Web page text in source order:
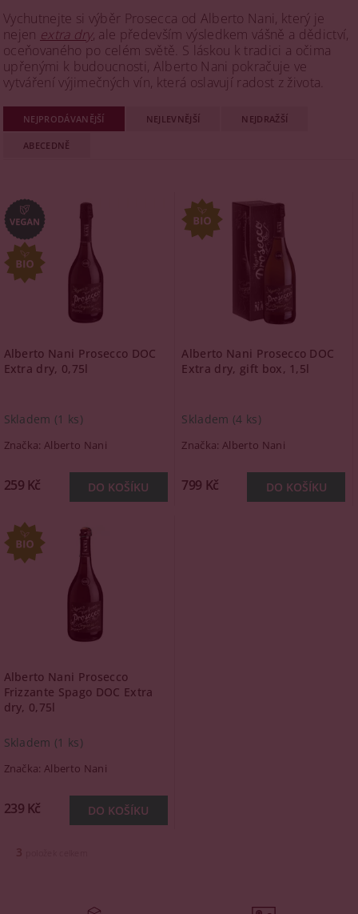
Vychutnejte si výběr Prosecca od Alberto Nani, který je
nejen extra dry, ale především výsledkem vášně a dědictví,
oceňovaného po celém světě. S láskou k tradici a očima
upřenými k budoucnosti, Alberto Nani pokračuje ve
vytváření výjimečných vín, která oslavují radost z života.
NEJPRODÁVANĚJŠÍ NEJLEVNĚJŠÍ NEJDRAŽŠÍ
ABECEDNĚ
Alberto Nani Prosecco DOC
Extra dry, 0,75l
Skladem (1 ks)
Značka:Alberto Nani
259 Kč
Alberto Nani Prosecco DOC
Extra dry, gift box, 1,5l
Skladem (4 ks)
Značka: Alberto Nani
799 Kč
Alberto Nani Prosecco
Frizzante Spago DOC Extra
dry, 0,75l
Skladem (1 ks)
Značka:Alberto Nani
239 Kč
3